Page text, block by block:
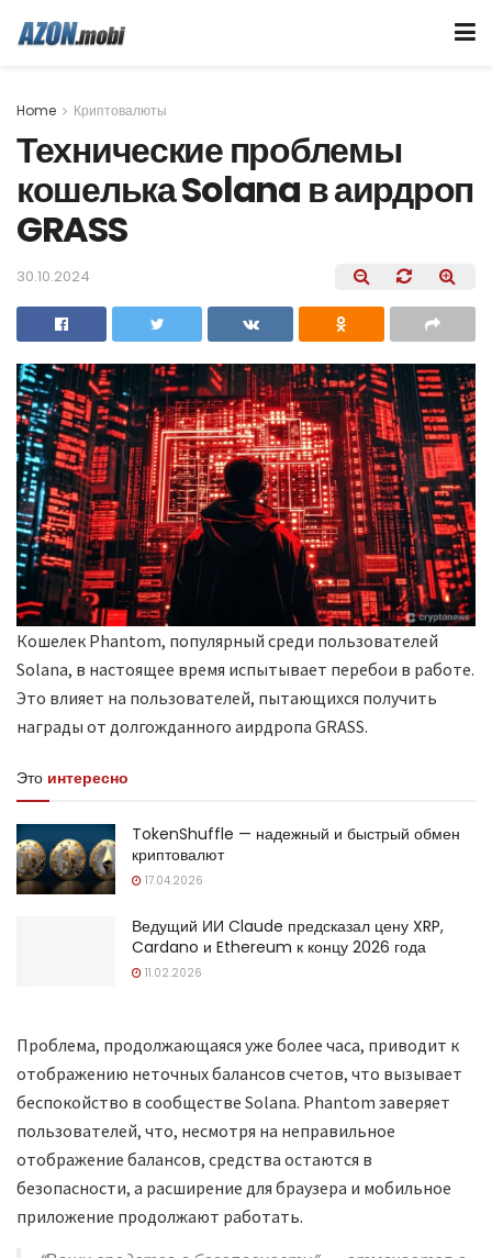
Home Криптовалюты
Технические проблемы
кошелька Solana в аирдроп
GRASS
30.10.2024
Кошелек Phantom, популярный среди пользователей
Solana, в настоящее время испытывает перебои в работе.
Это влияет на пользователей, пытающихся получить
награды от долгожданного аирдропа GRASS.
Это интересно
TokenShuffle — надежный и быстрый обмен
криптовалют
17.04.2026
Ведущий ИИ Claude предсказал цену XRP,
Cardano и Ethereum к концу 2026 года
11.02.2026
Проблема, продолжающаяся уже более часа, приводит к
отображению неточных балансов счетов, что вызывает
беспокойство в сообществе Solana. Phantom заверяет
пользователей, что, несмотря на неправильное
отображение балансов, средства остаются в
безопасности, а расширение для браузера и мобильное
приложение продолжают работать.